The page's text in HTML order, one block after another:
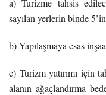
a) Turizme tahsis
sayılan yerlerin binde
b) Yapılaşmaya esas
c) Turizm yatırımı için
alanın ağaçlandırma